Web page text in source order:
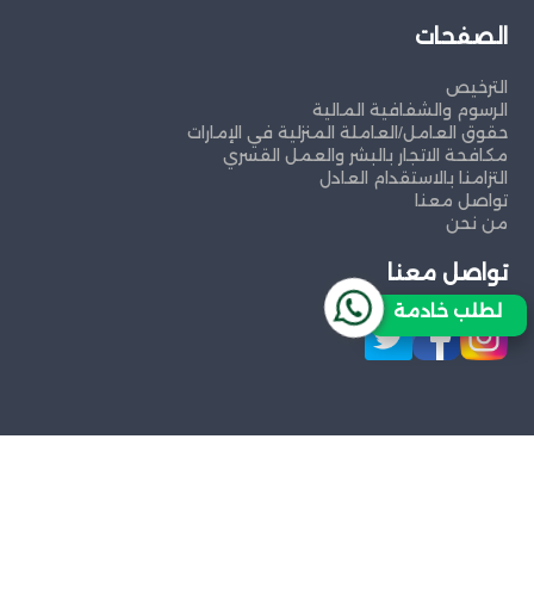
الصفحات
الترخيص
الرسوم والشفافية المالية
حقوق العامل/العاملة المنزلية في الإمارات
مكافحة الاتجار بالبشر والعمل القسري
التزامنا بالاستقدام العادل
تواصل معنا
من نحن
تواصل معنا
لطلب خادمة